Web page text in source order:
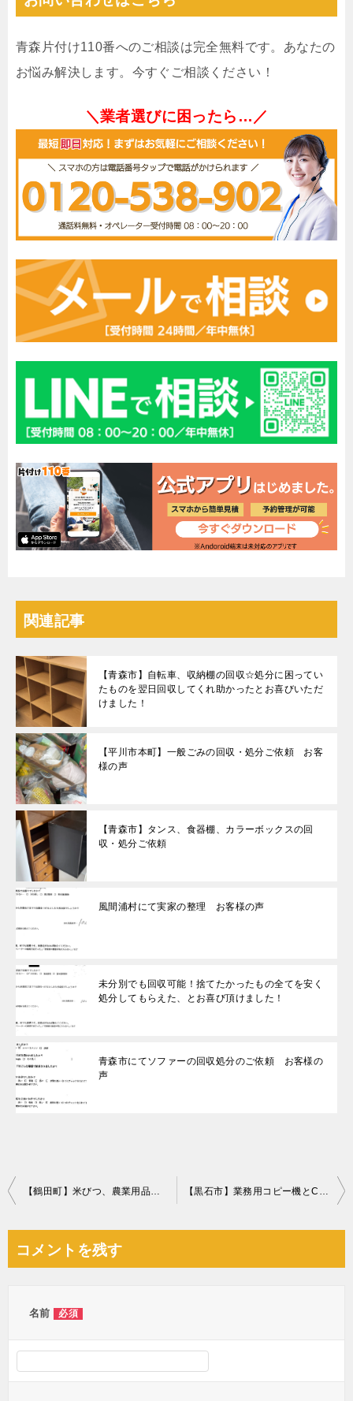
青森片付け110番へのご相談は完全無料です。あなたの
お悩み解決します。今すぐご相談ください！
＼業者選びに困ったら…／
関連記事
【青森市】自転車、収納棚の回収☆処分に困ってい
たものを翌日回収してくれ助かったとお喜びいただ
けました！
【平川市本町】一般ごみの回収・処分ご依頼 お客
様の声
【青森市】タンス、食器棚、カラーボックスの回
収・処分ご依頼
風間浦村にて実家の整理 お客様の声
未分別でも回収可能！捨てたかったもの全てを安く
処分してもらえた、とお喜び頂けました！
青森市にてソファーの回収処分のご依頼 お客様の
声
投
ビ
【鶴田町】米びつ、農業用品、りんご箱等の回収・処分 お客様の声 【黒石市】業務用コピー機とCRTモニターの回収・処分 お客様の声
コメントを残す
名前 必須